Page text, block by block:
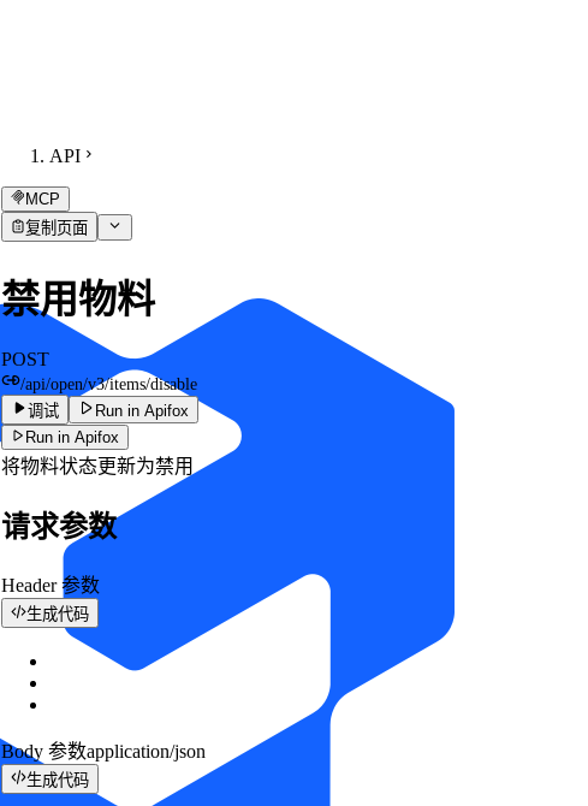
API
MCP
复制页面
禁用物料
POST
/api/open/v3/items/disable
调试
Run in Apifox
Run in Apifox
将物料状态更新为禁用
请求参数
Header 参数
生成代码
Body 参数application/json
生成代码